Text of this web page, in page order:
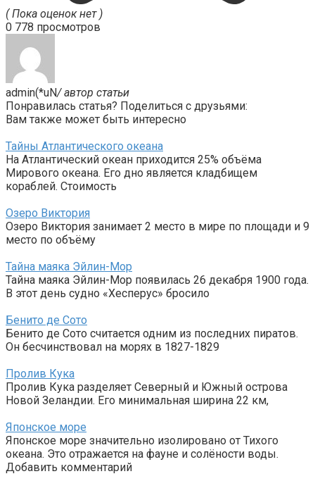
( Пока оценок нет )
0 778 просмотров
admin(*uN/ автор статьи
Понравилась статья? Поделиться с друзьями:
Вам также может быть интересно
Тайны Атлантического океана
На Атлантический океан приходится 25% объёма
Мирового океана. Его дно является кладбищем
кораблей. Стоимость
Озеро Виктория
Озеро Виктория занимает 2 место в мире по площади и 9
место по объёму
Тайна маяка Эйлин-Мор
Тайна маяка Эйлин-Мор появилась 26 декабря 1900 года.
В этот день судно «Хесперус» бросило
Бенито де Сото
Бенито де Сото считается одним из последних пиратов.
Он бесчинствовал на морях в 1827-1829
Пролив Кука
Пролив Кука разделяет Северный и Южный острова
Новой Зеландии. Его минимальная ширина 22 км,
Японское море
Японское море значительно изолировано от Тихого
океана. Это отражается на фауне и солёности воды.
Добавить комментарий